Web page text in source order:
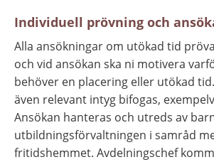
Individuell prövning och
Alla ansökningar om utökad tid
och vid ansökan ska ni motivera
behöver en placering eller utökad
även relevant intyg bifogas,
Ansökan hanteras och utreds av
utbildningsförvaltningen i samråd
fritidshemmet. Avdelningschef